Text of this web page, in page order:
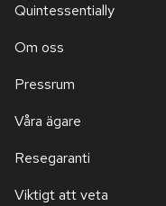
Quintessentially
Om oss
Pressrum
Våra ägare
Resegaranti
Viktigt att veta